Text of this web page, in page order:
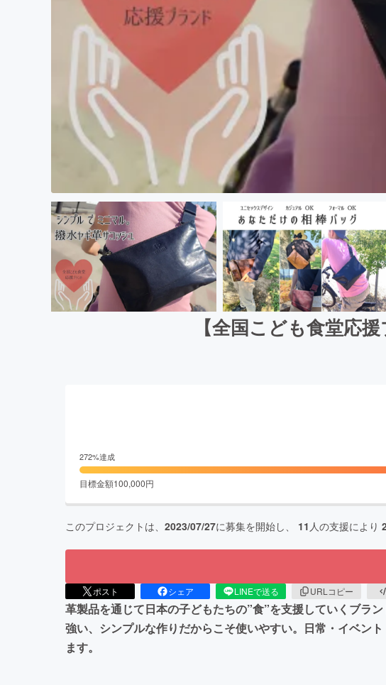
【全国こども食堂応
272%達成
目標金額100,000円
このプロジェクトは、 2023/07/27に募集を開始し、 11 人の支援により
ポスト シェア LINEで送る URLコピー
革製品を通じて日本の子どもたちの”食”を支援していくブラ
強い、シンプルな作りだからこそ使いやすい。日常・イベン
ます。